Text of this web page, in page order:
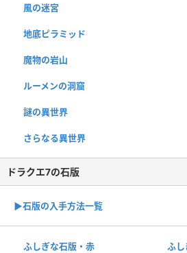
風の迷宮
地底ピラミッド
魔物の岩山
ルーメンの洞窟
謎の異世界
さらなる異世界
ドラクエ7の石版
▶︎石版の入手方法一覧
ふしぎな石版・赤 ふ